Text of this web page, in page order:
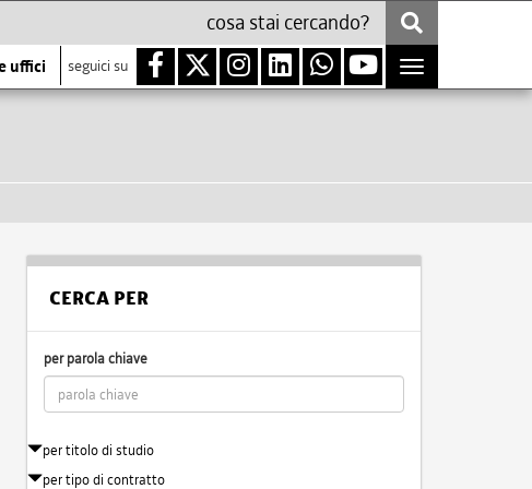
uffici seguici su
Toggle
navigation
CERCA PER
per parola chiave
per titolo di studio
per tipo di contratto